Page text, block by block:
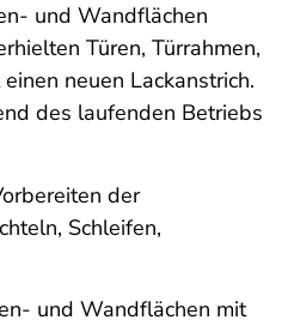
und Wandflächen
Türen, Türrahmen,
neuen Lackanstrich.
des laufenden Betriebs
der
Schleifen,
und Wandflächen mit